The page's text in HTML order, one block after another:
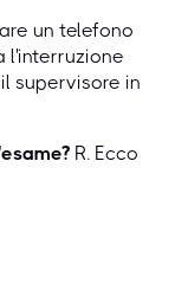
un telefono
l'interruzione
supervisore in
R. Ecco